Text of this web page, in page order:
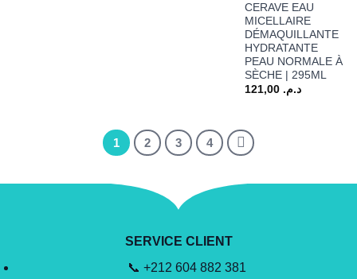
CERAVE EAU
MICELLAIRE
DÉMAQUILLANTE
HYDRATANTE
PEAU NORMALE À
SÈCHE | 295ML
د.م. 121,00
1 2 3 4
SERVICE CLIENT
📞 +212 604 882 381